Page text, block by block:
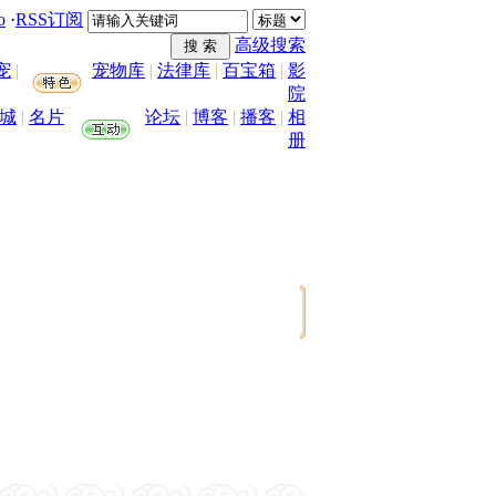
·RSS订阅
高级搜索
| 宠物库 | 法律库 | 百宝箱 | 影
院
| 名片 论坛 | 博客 | 播客 | 相
册